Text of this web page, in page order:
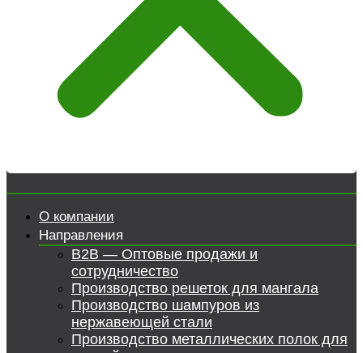
О компании
Направления
B2B — Оптовые продажи и
сотрудничество
Производство решеток для мангала
Производство шампуров из
нержавеющей стали
Производство металлических полок для